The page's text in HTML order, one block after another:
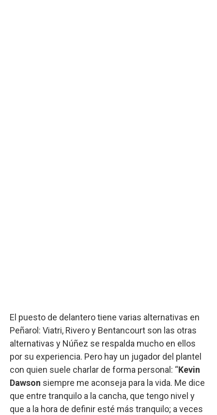
El puesto de delantero tiene varias alternativas en
Peñarol: Viatri, Rivero y Bentancourt son las otras
alternativas y Núñez se respalda mucho en ellos
por su experiencia. Pero hay un jugador del plantel
con quien suele charlar de forma personal: “Kevin
Dawson siempre me aconseja para la vida. Me dice
que entre tranquilo a la cancha, que tengo nivel y
que a la hora de definir esté más tranquilo; a veces